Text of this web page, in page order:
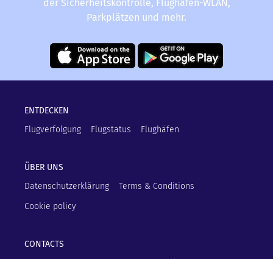
der Sicherheitskontrolle, Flughafen-WLAN,
Parkplätzen und mehr.
ENTDECKEN
Flugverfolgung
Flugstatus Flughäfen
ÜBER UNS
Datenschutzerklärung
Terms & Conditions
Cookie policy
CONTACTS